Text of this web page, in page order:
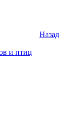
Назад
и птиц